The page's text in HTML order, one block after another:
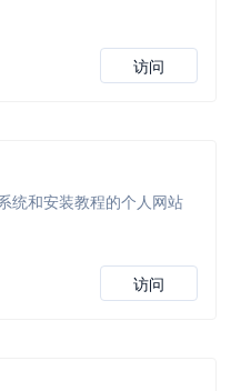
访问
统和安装教程的个人网站
访问